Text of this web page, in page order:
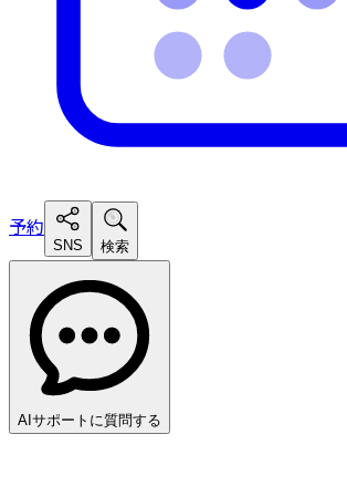
予約
SNS 検索
AIサポートに質問する